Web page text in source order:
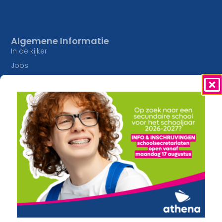
Onze Campussen
athena Pottelberg
athena Drie Hofsteden
athena Heule
Buitengewoon onderwijs
Lesaanbod
Algemene vorming
Creatief
Constructie en Techniek
Economie en Maatschappij
Algemene Informatie
In de kijker
Jobs
Inschrijvingen